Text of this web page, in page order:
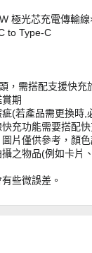
極光芯充電傳輸線
to Type-C
，需搭配支援快充
期
(若產品需更換時,
充功能需要搭配快
片僅供參考，顏
之物品(例如卡片
些微誤差。